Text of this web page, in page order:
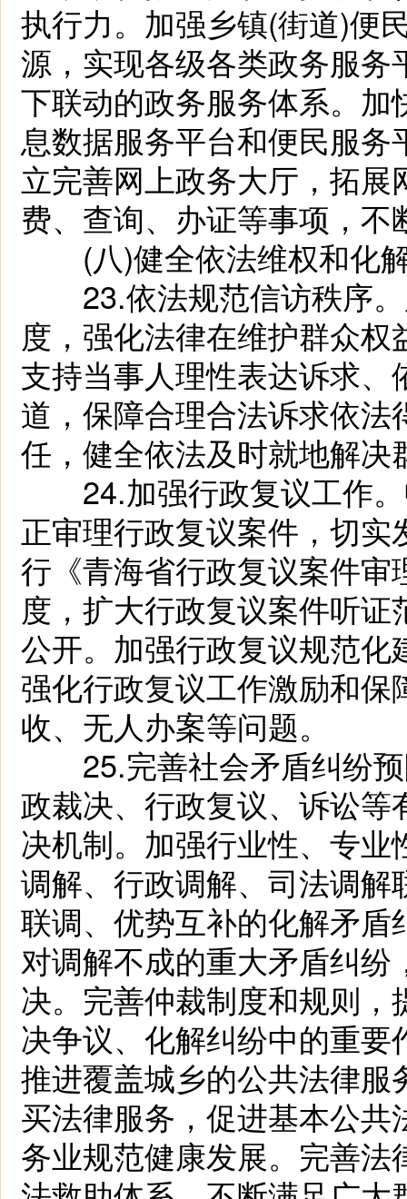
执行力。加强乡镇(街道)便
源，实现各级各类政务服
下联动的政务服务体系。
息数据服务平台和便民服
立完善网上政务大厅，拓
费、查询、办证等事项，不
(八)健全依法维权和化
23.依法规范信访秩序。
度，强化法律在维护群众
支持当事人理性表达诉求
道，保障合理合法诉求依
任，健全依法及时就地解
24.加强行政复议工作。
正审理行政复议案件，切
行《青海省行政复议案件
度，扩大行政复议案件听
公开。加强行政复议规范
强化行政复议工作激励和
收、无人办案等问题。
25.完善社会矛盾纠纷预
政裁决、行政复议、诉讼
决机制。加强行业性、专
调解、行政调解、司法调
联调、优势互补的化解矛
对调解不成的重大矛盾纠
决。完善仲裁制度和规则
决争议、化解纠纷中的重
推进覆盖城乡的公共法律
买法律服务，促进基本公
务业规范健康发展。完善